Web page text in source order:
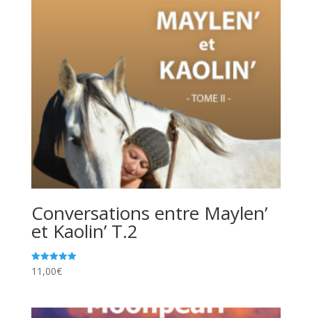
Conversations entre Maylen’
et Kaolin’ T.2
Note
5.00
11,00€